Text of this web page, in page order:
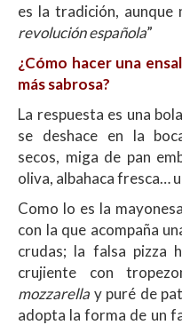
es la tradición, aunque
revolución española”
¿Cómo hacer una
más sabrosa?
La respuesta es una
se deshace en la
secos, miga de pan
oliva, albahaca fresca…
Como lo es la
con la que acompaña
crudas; la falsa pizza
crujiente con
mozzarella y puré de
adopta la forma de un